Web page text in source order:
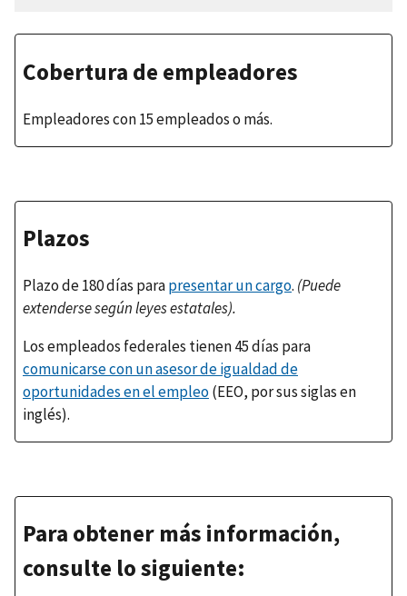
Cobertura de empleadores
Empleadores con 15 empleados o más.
Plazos
Plazo de 180 días parapresentar un cargo. (Puede
extenderse según leyes estatales).
Los empleados federales tienen 45 días para
comunicarse con un asesor de igualdad de
oportunidades en el empleo(EEO, por sus siglas en
inglés).
Para obtener más información,
consulte lo siguiente: